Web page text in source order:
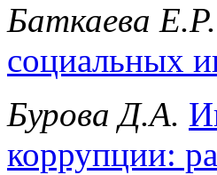
Баткаева Е.Р.
социальных
Бурова Д.А.
коррупции: